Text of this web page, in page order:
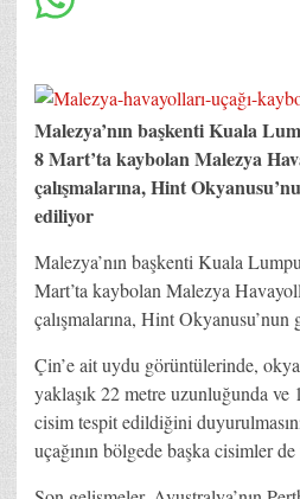
Malezya’nın başkenti Kuala
8 Mart’ta kaybolan Malezya
çalışmalarına, Hint
ediliyor
Malezya’nın başkenti Kuala
Mart’ta kaybolan Malezya
çalışmalarına, Hint
Çin’e ait uydu görüntülerinde,
yaklaşık 22 metre uzunluğunda
cisim tespit edildiğini
uçağının bölgede başka cisimler